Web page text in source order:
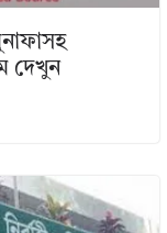
দেখুন